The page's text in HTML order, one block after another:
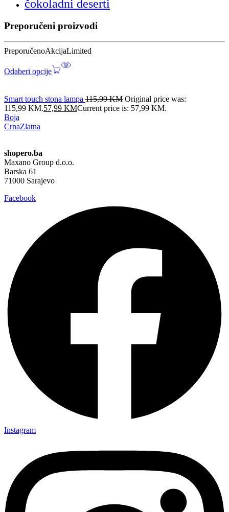
čokoladni deserti
Preporučeni proizvodi
PreporučenoAkcijaLimited
Odaberi opcije
Smart touch stona lampa 115,99KM Original price was:
115,99 KM.57,99 KMCurrent price is: 57,99 KM.
Boja
CrnaZlatna
shopero.ba
Maxano Group d.o.o.
Barska 61
71000 Sarajevo
Facebook
Instagram